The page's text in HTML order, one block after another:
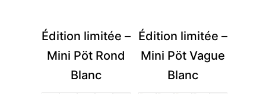
Édition limitée –
Mini Pöt Rond
Blanc
Édition limitée –
Mini Pöt Vague
Blanc